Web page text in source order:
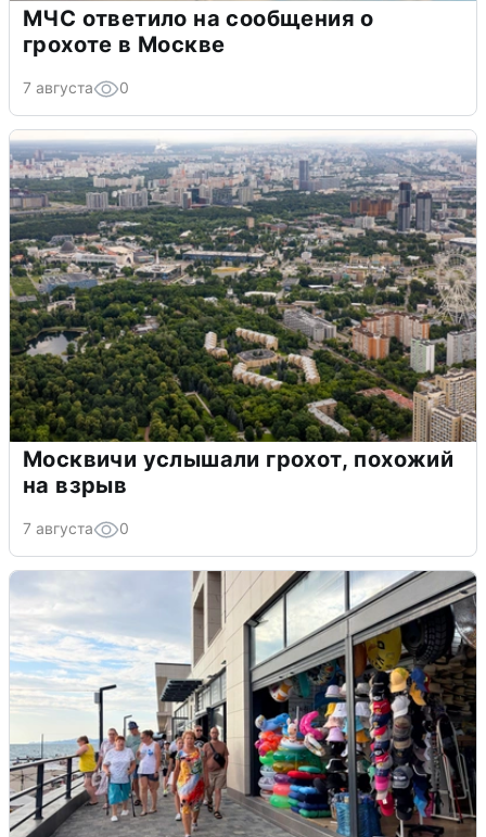
МЧС ответило на сообщения о
грохоте в Москве
7 августа 0
Москвичи услышали грохот, похожий
на взрыв
7 августа 0